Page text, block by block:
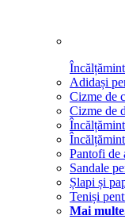
Adidași
Cizme de
Cizme de
Pantofi de
Sandale
Șlapi și
Teniși
Mai